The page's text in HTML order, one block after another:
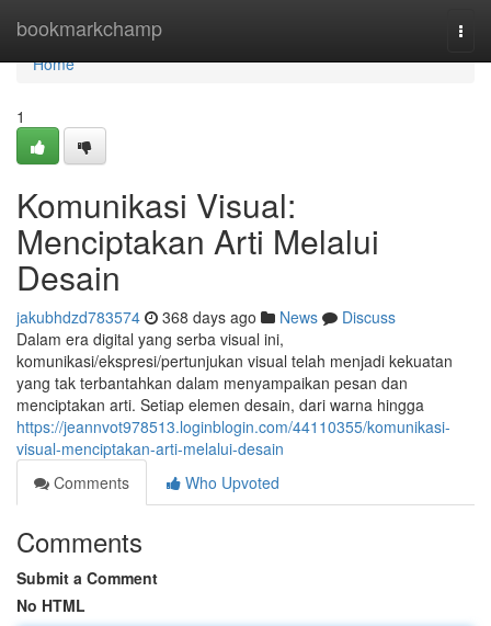
bookmarkchamp
Home
Home
1
Komunikasi Visual:
Menciptakan Arti Melalui
Desain
jakubhdzd783574 368 days ago News
Discuss
Dalam era digital yang serba visual ini,
komunikasi/ekspresi/pertunjukan visual telah menjadi kekuatan
yang tak terbantahkan dalam menyampaikan pesan dan
menciptakan arti. Setiap elemen desain, dari warna hingga
https://jeannvot978513.loginblogin.com/44110355/komunikasi-
visual-menciptakan-arti-melalui-desain
Comments
Who Upvoted
Comments
Submit a Comment
No HTML